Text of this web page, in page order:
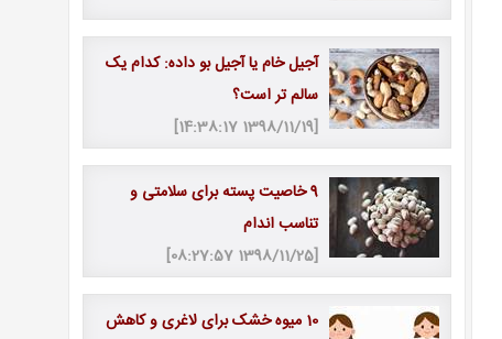
آجیل خام یا آجیل بو داده: کدام یک
سالم تر است؟
[1398/11/19 14:38:17]
9 خاصیت پسته برای سلامتی و
تناسب اندام
[1398/11/25 08:27:57]
10 میوه خشک برای لاغری و کاهش